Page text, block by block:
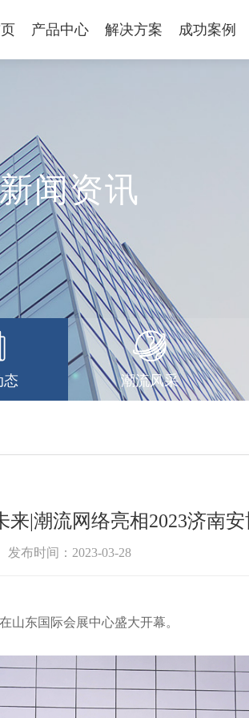
产品中心 解决方案 成功案例
新闻资讯
态 潮流风采
来|潮流网络亮相2023济南
发布时间：2023-03-28
山东国际会展中心盛大开幕。